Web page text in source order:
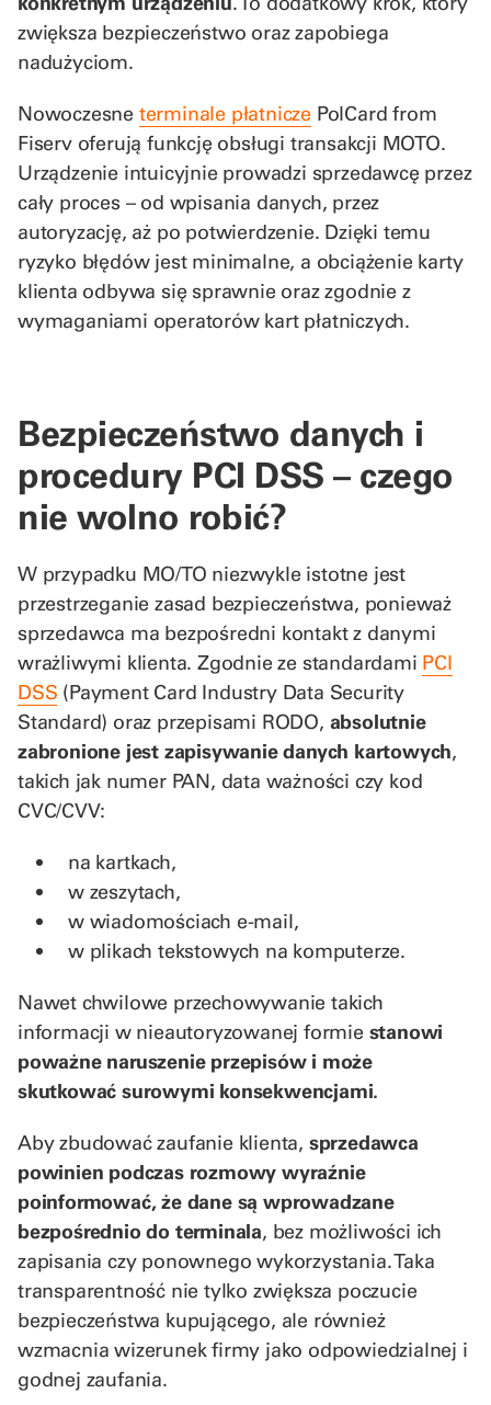
zwiększa bezpieczeństwo oraz zapobiega
nadużyciom.
Nowoczesne terminale płatnicze PolCard from
Fiserv oferują funkcję obsługi transakcji MOTO.
Urządzenie intuicyjnie prowadzi sprzedawcę przez
cały proces – od wpisania danych, przez
autoryzację, aż po potwierdzenie. Dzięki temu
ryzyko błędów jest minimalne, a obciążenie karty
klienta odbywa się sprawnie oraz zgodnie z
wymaganiami operatorów kart płatniczych.
Bezpieczeństwo danych i
procedury PCI DSS – czego
nie wolno robić?
W przypadku MO/TO niezwykle istotne jest
przestrzeganie zasad bezpieczeństwa, ponieważ
sprzedawca ma bezpośredni kontakt z danymi
wrażliwymi klienta. Zgodnie ze standardami PCI
DSS (Payment Card Industry Data Security
Standard) oraz przepisami RODO, absolutnie
zabronione jest zapisywanie danych kartowych,
takich jak numer PAN, data ważności czy kod
CVC/CVV:
na kartkach,
w zeszytach,
w wiadomościach e-mail,
w plikach tekstowych na komputerze.
Nawet chwilowe przechowywanie takich
informacji w nieautoryzowanej formie stanowi
poważne naruszenie przepisów i może
skutkować surowymi konsekwencjami.
Aby zbudować zaufanie klienta, sprzedawca
powinien podczas rozmowy wyraźnie
poinformować, że dane są wprowadzane
bezpośrednio do terminala, bez możliwości ich
zapisania czy ponownego wykorzystania. Taka
transparentność nie tylko zwiększa poczucie
bezpieczeństwa kupującego, ale również
wzmacnia wizerunek firmy jako odpowiedzialnej i
godnej zaufania.